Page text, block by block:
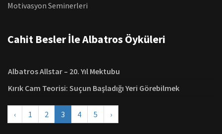
Motivasyon Seminerleri
Cahit Besler İle Albatros Öyküleri
Albatros Allstar – 20. Yıl Mektubu
Kırık Cam Teorisi: Suçun Başladığı Yeri Görebilmek
‹ 1 2 3 4 5 ›